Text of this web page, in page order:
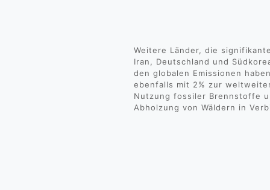
Weitere Länder, die
Iran, Deutschland und
den globalen Emissionen
ebenfalls mit 2% zur
Nutzung fossiler Brennstoffe
Abholzung von Wäldern in